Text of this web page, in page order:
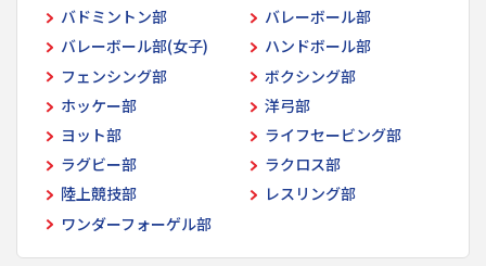
バドミントン部
バレーボール部
バレーボール部(女子)
ハンドボール部
フェンシング部
ボクシング部
ホッケー部
洋弓部
ヨット部
ライフセービング部
ラグビー部
ラクロス部
陸上競技部
レスリング部
ワンダーフォーゲル部